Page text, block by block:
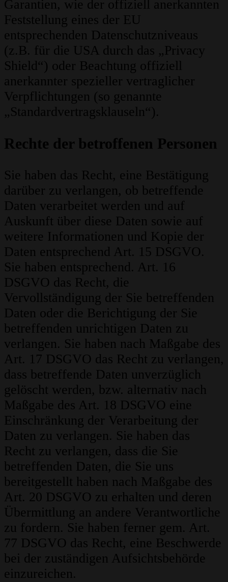
Garantien, wie der offiziell anerkannten
Feststellung eines der EU
entsprechenden Datenschutzniveaus
(z.B. für die USA durch das „Privacy
Shield“) oder Beachtung offiziell
anerkannter spezieller vertraglicher
Verpflichtungen (so genannte
„Standardvertragsklauseln“).
Rechte der betroffenen Personen
Sie haben das Recht, eine Bestätigung
darüber zu verlangen, ob betreffende
Daten verarbeitet werden und auf
Auskunft über diese Daten sowie auf
weitere Informationen und Kopie der
Daten entsprechend Art. 15 DSGVO.
Sie haben entsprechend. Art. 16
DSGVO das Recht, die
Vervollständigung der Sie betreffenden
Daten oder die Berichtigung der Sie
betreffenden unrichtigen Daten zu
verlangen. Sie haben nach Maßgabe des
Art. 17 DSGVO das Recht zu verlangen,
dass betreffende Daten unverzüglich
gelöscht werden, bzw. alternativ nach
Maßgabe des Art. 18 DSGVO eine
Einschränkung der Verarbeitung der
Daten zu verlangen. Sie haben das
Recht zu verlangen, dass die Sie
betreffenden Daten, die Sie uns
bereitgestellt haben nach Maßgabe des
Art. 20 DSGVO zu erhalten und deren
Übermittlung an andere Verantwortliche
zu fordern. Sie haben ferner gem. Art.
77 DSGVO das Recht, eine Beschwerde
bei der zuständigen Aufsichtsbehörde
einzureichen.